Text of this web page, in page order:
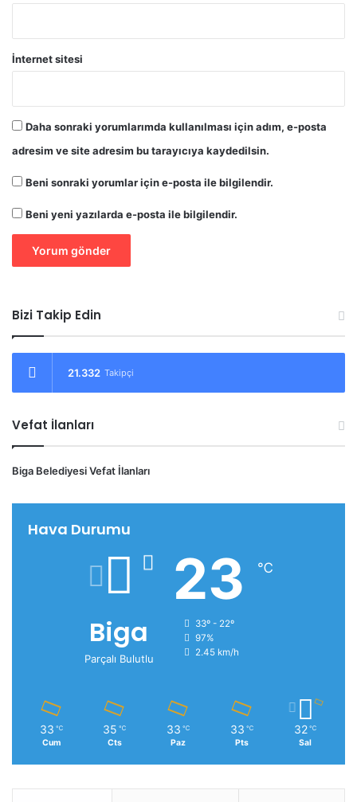
İnternet sitesi
Daha sonraki yorumlarımda kullanılması için adım, e-posta
adresim ve site adresim bu tarayıcıya kaydedilsin.
Beni sonraki yorumlar için e-posta ile bilgilendir.
Beni yeni yazılarda e-posta ile bilgilendir.
Bizi Takip Edin
21.332 Takipçi
Vefat İlanları
Biga Belediyesi Vefat İlanları
Hava Durumu
Biga
Parçalı Bulutlu
23 ℃
33º - 22º
97%
2.45 km/h
33 ℃
Cum
35 ℃
Cts
33 ℃
Paz
33 ℃
Pts
32 ℃
Sal